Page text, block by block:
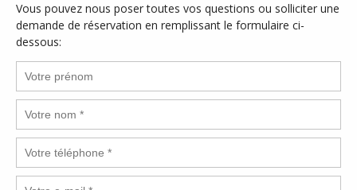
Vous pouvez nous poser toutes vos questions ou solliciter une
demande de réservation en remplissant le formulaire ci-
dessous: